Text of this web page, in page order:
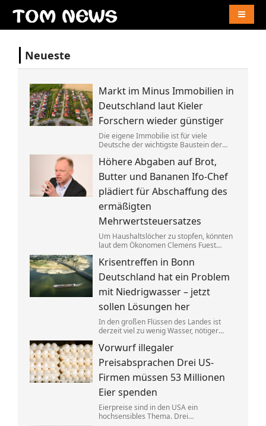
Neueste
Markt im Minus Immobilien in
Deutschland laut Kieler
Forschern wieder günstiger
Die eigene Immobilie ist für viele
Deutsche der wichtigste Baustein der
Inflation und Kaufkraft sind
Wohnimmobilien laut einer Studie heute
aber weniger wert als vor einem Jahr.
Höhere Abgaben auf Brot,
Butter und Bananen Ifo-Chef
plädiert für Abschaffung des
ermäßigten
Mehrwertsteuersatzes
Um Haushaltslöcher zu stopfen, könnten
laut dem Ökonomen Clemens Fuest
bezahlen. Bedürftige sollten dagegen an
anderer Stelle gezielt entlastet werden.
Krisentreffen in Bonn
Deutschland hat ein Problem
mit Niedrigwasser – jetzt
sollen Lösungen her
In den großen Flüssen des Landes ist
derzeit viel zu wenig Wasser, nötiger
Steffen Bilger lädt nun zum
Krisengespräch. Industrie- und
Schifffahrtsverbände haben vorab klare
Forderungen.
Vorwurf illegaler
Preisabsprachen Drei US-
Firmen müssen 53 Millionen
Eier spenden
Eierpreise sind in den USA ein
hochsensibles Thema. Drei